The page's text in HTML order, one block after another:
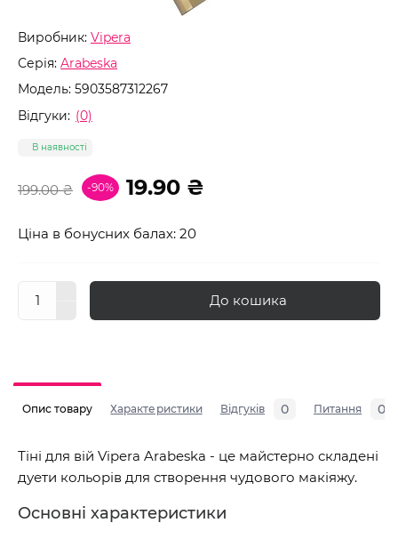
Виробник: Vipera
Серія: Arabeska
Модель: 5903587312267
Відгуки: (0)
В наявності
199.00 ₴ -90% 19.90 ₴
Ціна в бонусних балах: 20
До кошика
Опис товару Характеристики Відгуків 0 Питання 0
Тіні для вій Vipera Arabeska - це майстерно складені
дуети кольорів для створення чудового макіяжу.
Основні характеристики